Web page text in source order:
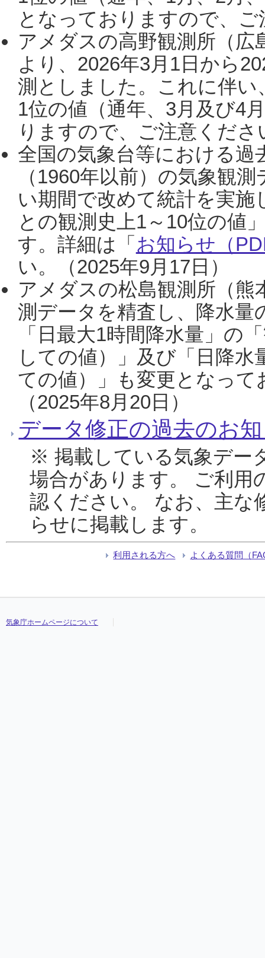
となっておりますので、
アメダスの高野観測所（
より、2026年3月1日から
測としました。これに伴い
1位の値（通年、3月及び4
りますので、ご注意くだ
全国の気象台等における過
（1960年以前）の気象観
い期間で改めて統計を実
との観測史上1～10位の値
す。詳細は「 お知らせ（
い。（2025年9月17日）
アメダスの松島観測所（熊
測データを精査し、降水
「日最大1時間降水量」の
しての値）」及び「日降
ての値）」も変更となっ
（2025年8月20日）
データ修正の過去のお
※ 掲載している気象デー
場合があります。 ご利用
認ください。 なお、主な
らせに掲載します。
利用される方へ よくある質問（
気象庁ホームページについて